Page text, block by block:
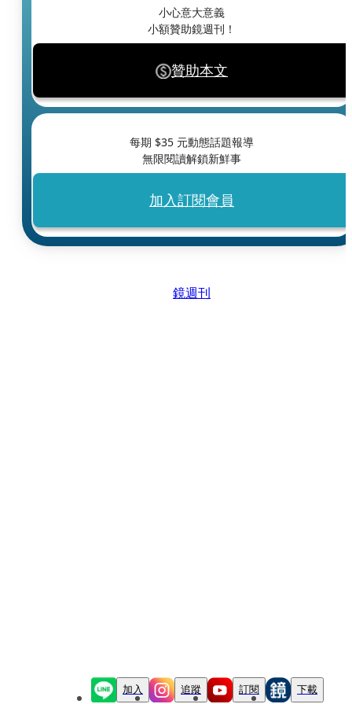
小心意大意義
小額贊助鏡週刊！
贊助本文
每期 $35 元動態話題報導
無限閱讀解鎖新鮮事
加入訂閱會員
鏡週刊
加入 追蹤 訂閱 下載